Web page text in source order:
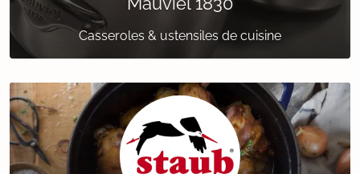
Casseroles & ustensiles de cuisine